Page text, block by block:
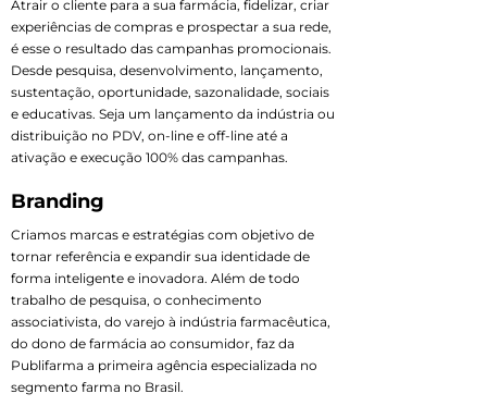
Atrair o cliente para a sua farmácia, fidelizar, criar
experiências de compras e prospectar a sua rede,
é esse o resultado das campanhas promocionais.
Desde pesquisa, desenvolvimento, lançamento,
sustentação, oportunidade, sazonalidade, sociais
e educativas. Seja um lançamento da indústria ou
distribuição no PDV, on-line e off-line até a
ativação e execução 100% das campanhas.
Branding
Criamos marcas e estratégias com objetivo de
tornar referência e expandir sua identidade de
forma inteligente e inovadora. Além de todo
trabalho de pesquisa, o conhecimento
associativista, do varejo à indústria farmacêutica,
do dono de farmácia ao consumidor, faz da
Publifarma a primeira agência especializada no
segmento farma no Brasil.